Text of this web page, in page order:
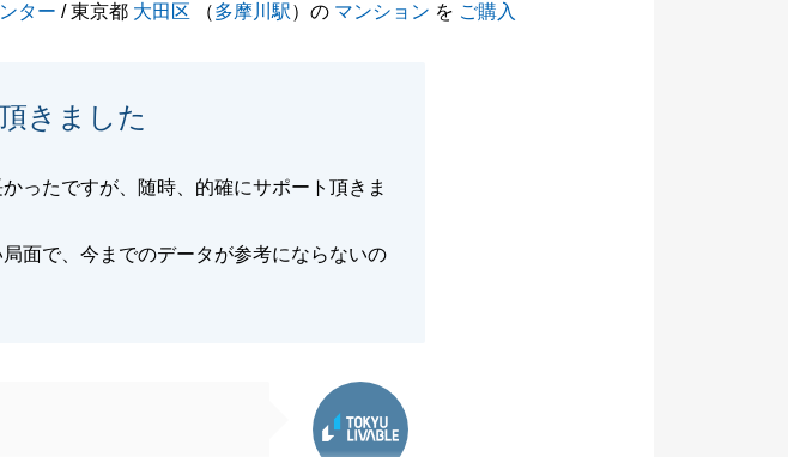
しくお願い申し上げま
ター / 東京都 大田区 （多摩川駅）の マンション を ご購入
きました
ったですが、随時、的確にサポート頂きま
面で、今までのデータが参考にならないの